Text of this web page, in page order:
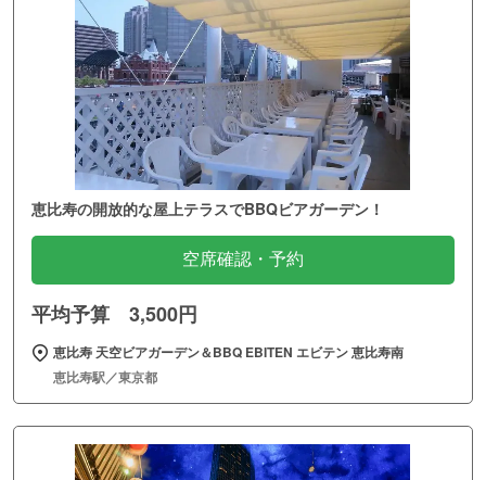
恵比寿の開放的な屋上テラスでBBQビアガーデン！
空席確認・予約
平均予算 3,500円
恵比寿 天空ビアガーデン＆BBQ EBITEN エビテン 恵比寿南
恵比寿駅／東京都